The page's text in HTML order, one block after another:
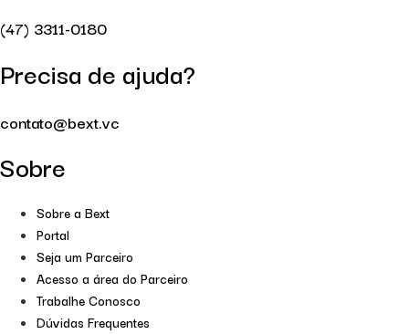
(47) 3311-0180
Precisa de ajuda?
contato@bext.vc
Sobre
Sobre a Bext
Portal
Seja um Parceiro
Acesso a área do Parceiro
Trabalhe Conosco
Dúvidas Frequentes